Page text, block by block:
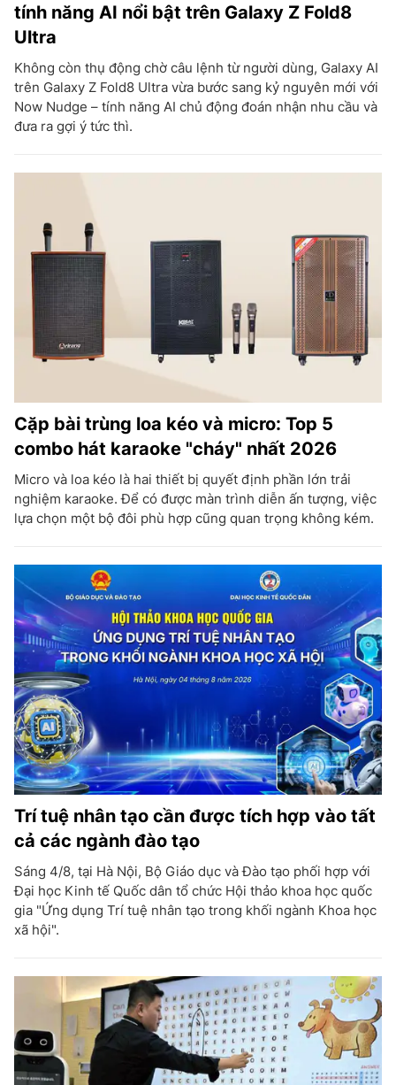
tính năng AI nổi bật trên Galaxy Z Fold8
Ultra
Không còn thụ động chờ câu lệnh từ người dùng, Galaxy AI
trên Galaxy Z Fold8 Ultra vừa bước sang kỷ nguyên mới với
Now Nudge – tính năng AI chủ động đoán nhận nhu cầu và
đưa ra gợi ý tức thì.
Cặp bài trùng loa kéo và micro: Top 5
combo hát karaoke "cháy" nhất 2026
Micro và loa kéo là hai thiết bị quyết định phần lớn trải
nghiệm karaoke. Để có được màn trình diễn ấn tượng, việc
lựa chọn một bộ đôi phù hợp cũng quan trọng không kém.
Trí tuệ nhân tạo cần được tích hợp vào tất
cả các ngành đào tạo
Sáng 4/8, tại Hà Nội, Bộ Giáo dục và Đào tạo phối hợp với
Đại học Kinh tế Quốc dân tổ chức Hội thảo khoa học quốc
gia "Ứng dụng Trí tuệ nhân tạo trong khối ngành Khoa học
xã hội".